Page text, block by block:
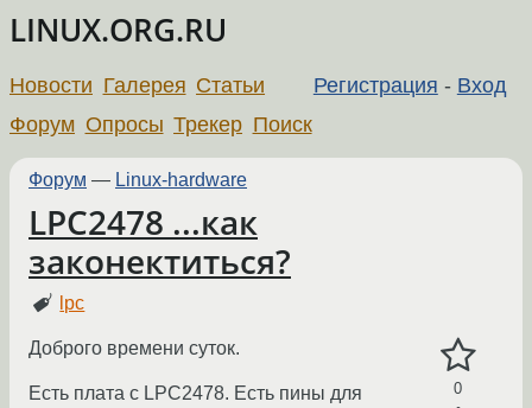
LINUX.ORG.RU
Регистрация - Вход
Новости Галерея Статьи
Форум Опросы Трекер Поиск
Форум — Linux-hardware
LPC2478 ...как
законектиться?
lpc
0
Доброго времени суток.
Есть плата с LPC2478. Есть пины для